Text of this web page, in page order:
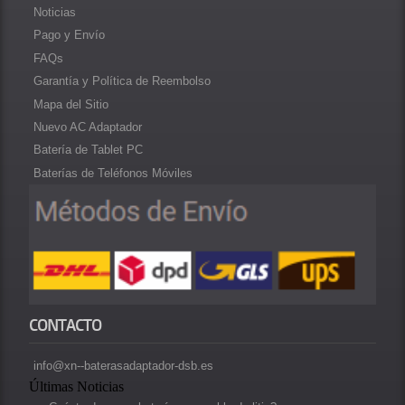
Noticias
Pago y Envío
FAQs
Garantía y Política de Reembolso
Mapa del Sitio
Nuevo AC Adaptador
Batería de Tablet PC
Baterías de Teléfonos Móviles
CONTACTO
info@xn--baterasadaptador-dsb.es
Últimas Noticias